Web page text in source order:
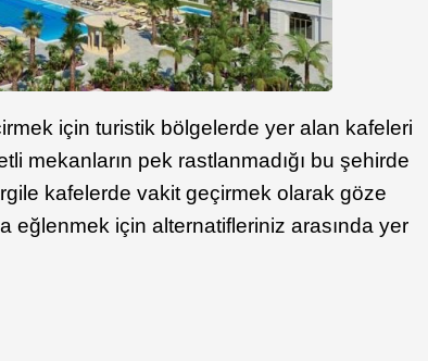
için turistik bölgelerde yer alan kafeleri
mekanların pek rastlanmadığı bu şehirde
kafelerde vakit geçirmek olarak göze
eğlenmek için alternatifleriniz arasında yer